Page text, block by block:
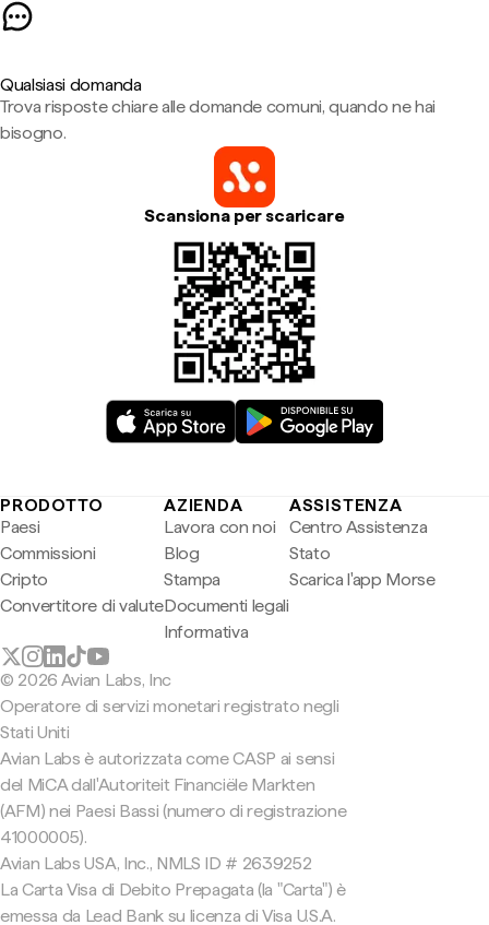
Qualsiasi domanda
Trova risposte chiare alle domande comuni, quando ne hai
bisogno.
Scansiona per scaricare
PRODOTTO
Paesi
Commissioni
Cripto
Convertitore di valute
AZIENDA
Lavora con noi
Blog
Stampa
Documenti legali
Informativa
ASSISTENZA
Centro Assistenza
Stato
Scarica l'app Morse
© 2026 Avian Labs, Inc
Operatore di servizi monetari registrato negli
Stati Uniti
Avian Labs è autorizzata come CASP ai sensi
del MiCA dall'Autoriteit Financiële Markten
(AFM) nei Paesi Bassi (numero di registrazione
41000005).
Avian Labs USA, Inc., NMLS ID # 2639252
La Carta Visa di Debito Prepagata (la "Carta") è
emessa da Lead Bank su licenza di Visa U.S.A.